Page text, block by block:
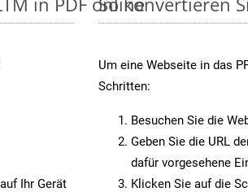
Ihr Gerät
Um eine Webseite in das
Schritten:
Besuchen Sie die
Geben Sie die URL
dafür vorgesehene
Klicken Sie auf die